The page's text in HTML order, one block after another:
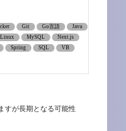
Git Go言語
Java
Linux MySQL
Next.js
Spring SQL
VB
すが長期となる可能性